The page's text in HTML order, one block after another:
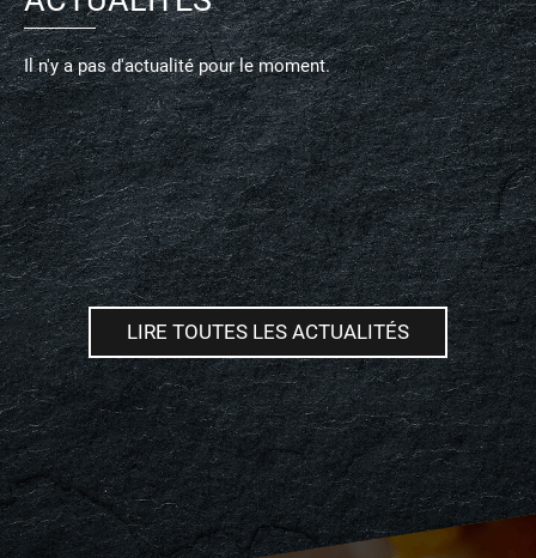
Il n'y a pas d'actualité pour le moment.
LIRE TOUTES LES ACTUALITÉS